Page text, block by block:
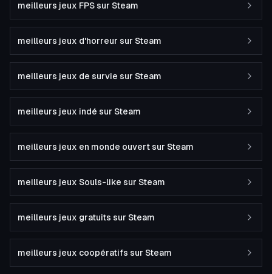
meilleurs jeux FPS sur Steam
meilleurs jeux d'horreur sur Steam
meilleurs jeux de survie sur Steam
meilleurs jeux indé sur Steam
meilleurs jeux en monde ouvert sur Steam
meilleurs jeux Souls-like sur Steam
meilleurs jeux gratuits sur Steam
meilleurs jeux coopératifs sur Steam